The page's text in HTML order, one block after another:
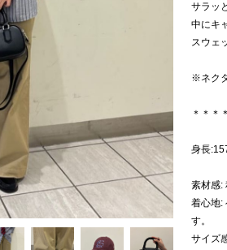
サラッ
中にキ
スウェ
※ネク
＊＊＊
身長
素材感:
着心地:
す。
サイズ